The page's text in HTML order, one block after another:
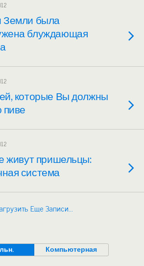
Земли была
блуждающая
которые Вы должны
пиве
живут пришельцы:
система
Еще Записи…
Компьютерная